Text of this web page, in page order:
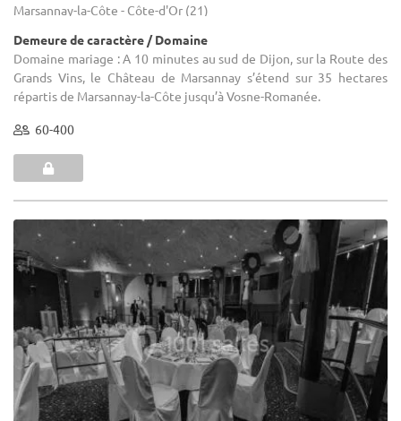
Marsannay-la-Côte - Côte-d'Or (21)
Demeure de caractère / Domaine
Domaine mariage : A 10 minutes au sud de Dijon, sur la Route des
Grands Vins, le Château de Marsannay s’étend sur 35 hectares
répartis de Marsannay-la-Côte jusqu’à Vosne-Romanée.
60-400